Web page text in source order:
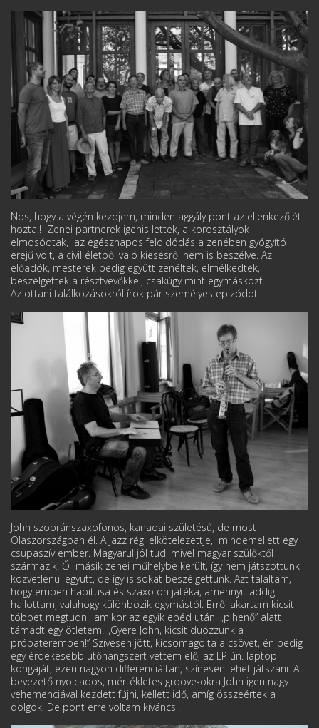
Nos, hogy a végén kezdjem, minden aggály pont az ellenkezőjét
hozta!! Zenei partnerek igenis lettek, a korosztályok
elmosódtak, az egésznapos feloldódás a zenében gyógyító
erejű volt, a civil életből való kiesésről nem is beszélve. Az
előadók, mesterek pedig együtt zenéltek, elmélkedtek,
beszélgettek a résztvevőkkel, csakúgy mint egymásközt.
Az ottani találkozásokról írok pár személyes epizódot.
John szopránszaxofonos, kanadai születésű, de most
Olaszországban él. A jazz régi elkötelezettje, mindemellett egy
csupaszív ember. Magyarul jól tud, mivel magyar szülőktől
származik. Ő másik zenei műhelybe került, így nem játszottunk
közvetlenül együtt, de így is sokat beszélgettünk. Azt találtam,
hogy emberi habitusa és szaxofon játéka, amennyit addig
hallottam, valahogy különbözik egymástól. Erről akartam kicsit
többet megtudni, amikor az egyik ebéd utáni „pihenő” alatt
támadt egy ötletem. „Gyere John, kicsit duózzunk a
próbateremben!” Szívesen jött, kicsomagolta a csövet, én pedig
egy érdekesebb ütőhangszert vettem elő, az LP ún. laptop
kongáját, ezen nagyon differenciáltan, színesen lehet játszani. A
bevezető nyolcados, mértékletes groove-okra John igen nagy
vehemenciával kezdett fújni, kellett idő, amíg összeértek a
dolgok. De pont erre voltam kíváncsi.